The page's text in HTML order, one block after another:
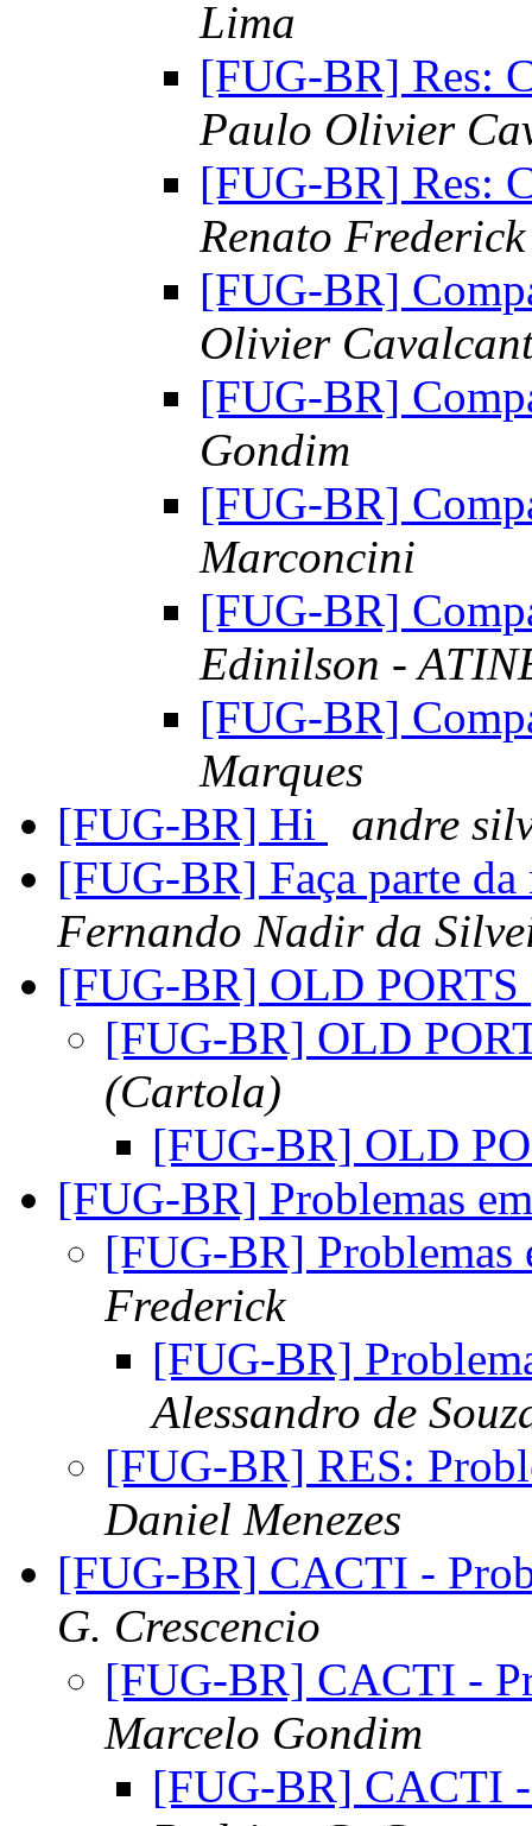
Lima
[FUG-BR] Res:
Paulo Olivier
[FUG-BR] Res:
Renato Frederick
[FUG-BR]
Olivier
[FUG-BR]
Gondim
[FUG-BR]
Marconcini
[FUG-BR]
Edinilson -
[FUG-BR]
Marques
[FUG-BR] Hi
andre
[FUG-BR] Faça parte
Fernando Nadir da
[FUG-BR] OLD PORTS
[FUG-BR] OLD
(Cartola)
[FUG-BR] OLD
[FUG-BR] Problemas
[FUG-BR]
Frederick
[FUG-BR]
Alessandro de
[FUG-BR] RES:
Daniel Menezes
[FUG-BR] CACTI -
G. Crescencio
[FUG-BR] CACTI -
Marcelo Gondim
[FUG-BR] CACTI